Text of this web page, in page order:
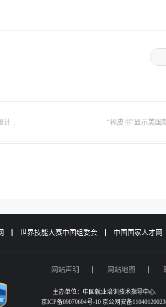
计... “褐皮书”显示美国
世界技能大赛中国组委会 中国国家人才网
网站声明 网站地图
主办单位：中国就业培训技术指导中心.
京ICP备09079694号-10 京公网安备